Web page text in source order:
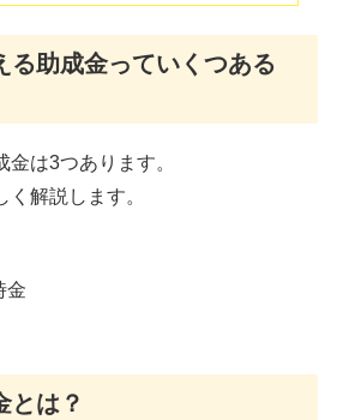
る助成金っていくつある
は3つあります。
解説します。
金
とは？